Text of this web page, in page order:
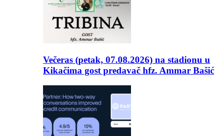
Večeras (petak, 07.08.2026) na stadionu u
Kikačima gost predavač hfz. Ammar Bašić